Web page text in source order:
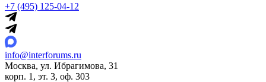
+7 (495) 125-04-12
info@interforums.ru
Москва, ул. Ибрагимова, 31
корп. 1, эт. 3, оф. 303